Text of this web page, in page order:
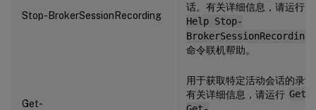
Stop-BrokerSessionRecording
话。有关详细信息，请运行
Help Stop-
BrokerSessionRecording
命令联机帮助。
Get-
用于获取特定活动会话的录
有关详细信息，请运行 Get-